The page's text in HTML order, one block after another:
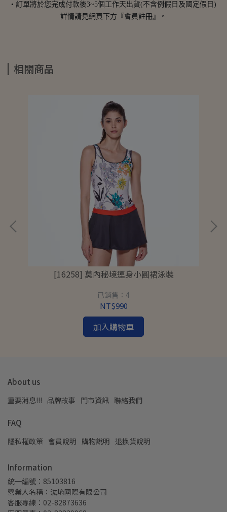
• 訂單將於您完成付款後3~5個工作天出貨(不含例假日及國定假日)
詳情請見網頁下方『會員註冊』。
相關商品
[16258] 莫內秘境連身小圓裙泳裝
已銷售：4
NT$990
加入購物車
About us
重要消息!!! 品牌故事 門市資訊 聯絡我們
FAQ
隱私權政策 會員說明 購物說明 退換貨說明
Information
統一編號：85103816
營業人名稱：汯堉國際有限公司
客服專線：02-82873636